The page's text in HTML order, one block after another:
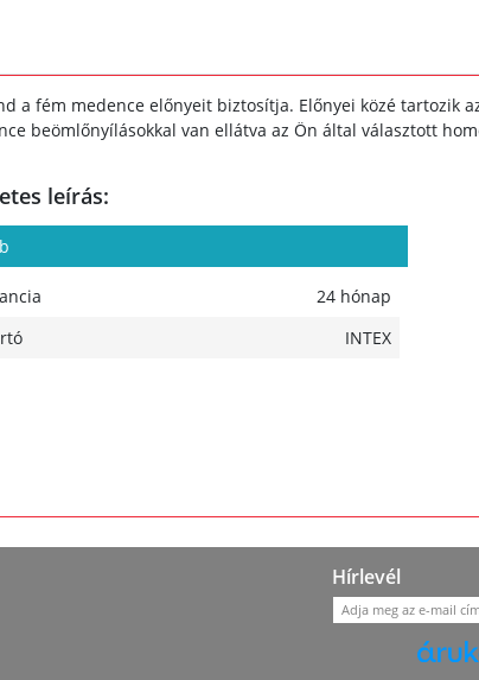
a fém medence előnyeit biztosítja. Előnyei közé tartozik
beömlőnyílásokkal van ellátva az Ön által választott
leírás:
24 hónap
INTEX
Hírlevél